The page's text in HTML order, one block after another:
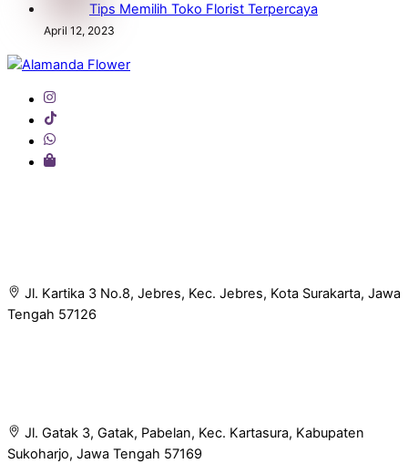
Tips Memilih Toko Florist Terpercaya
April 12, 2023
Back
Top
Jl. Kartika 3 No.8, Jebres, Kec. Jebres, Kota Surakarta, Jawa
Tengah 57126
Jl. Gatak 3, Gatak, Pabelan, Kec. Kartasura, Kabupaten
Sukoharjo, Jawa Tengah 57169